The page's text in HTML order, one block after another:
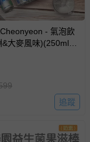
- 氣泡飲
&大麥風味)(250mlx6
追蹤